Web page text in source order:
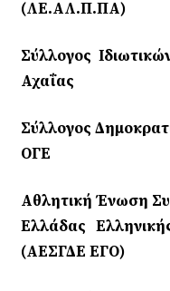
(ΛΕ.ΑΛ.Π.ΠΑ)
Σύλλογος
Αχαΐας
Σύλλογος
ΟΓΕ
Αθλητική Ένωση
Ελλάδας
(ΑΕΣΓΔΕ ΕΓΟ)